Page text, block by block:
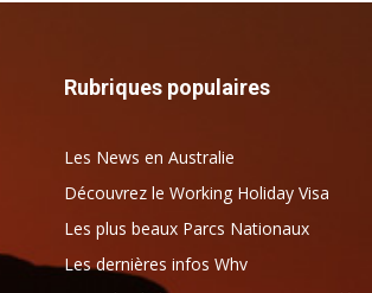
Rubriques populaires
Les News en Australie
Découvrez le Working Holiday Visa
Les plus beaux Parcs Nationaux
Les dernières infos Whv